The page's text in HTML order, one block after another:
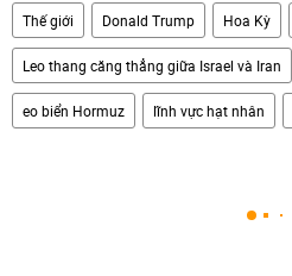
Thế giới Donald Trump Hoa Kỳ
Leo thang căng thẳng giữa Israel và Iran
eo biển Hormuz lĩnh vực hạt nhân